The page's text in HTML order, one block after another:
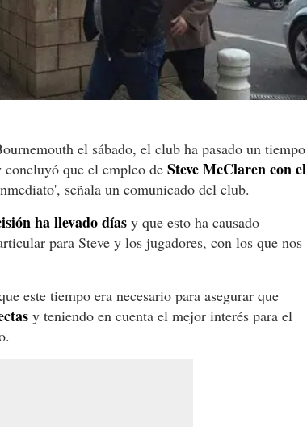
el sábado, el club ha pasado un tiempo
que el empleo de Steve McClaren con el
señala un comunicado del club.
ha llevado días y que esto ha causado
para Steve y los jugadores, con los que nos
este tiempo era necesario para asegurar que
y teniendo en cuenta el mejor interés para el